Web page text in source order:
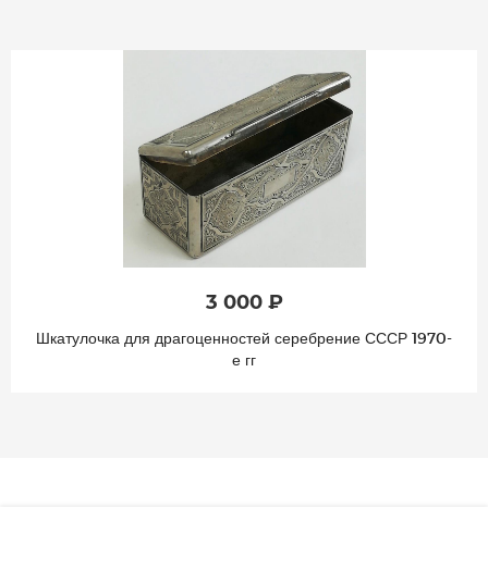
3 000 ₽
Шкатулочка для драгоценностей серебрение СССР 1970-
е гг